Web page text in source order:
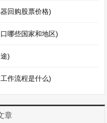
回购股票价格)
哪些国家和地区)
)
作流程是什么)
章